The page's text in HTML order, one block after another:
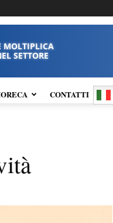
MOLTIPLICA
SETTORE
CONTATTI